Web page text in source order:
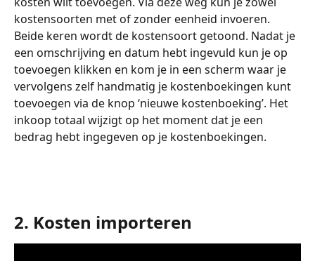
kostensoorten met of zonder eenheid invoeren.
Beide keren wordt de kostensoort getoond. Nadat je
een omschrijving en datum hebt ingevuld kun je op
toevoegen klikken en kom je in een scherm waar je
vervolgens zelf handmatig je kostenboekingen kunt
toevoegen via de knop ‘nieuwe kostenboeking’. Het
inkoop totaal wijzigt op het moment dat je een
bedrag hebt ingegeven op je kostenboekingen.
2. Kosten importeren